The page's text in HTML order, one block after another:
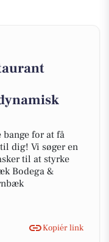
for at få
dig! Vi søger en
til at styrke
Bodega &
Kopiér link